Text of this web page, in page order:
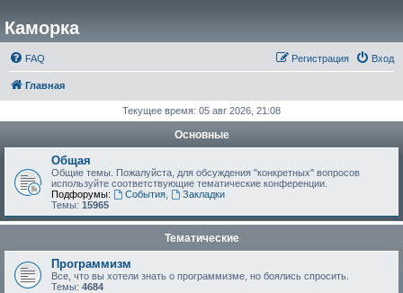
Каморка
FAQ Вход
Регистрация
Главная
Текущее время: 05 авг 2026, 21:08
Основные
Общая
Общие темы. Пожалуйста, для обсуждения "конкретных" вопросов
используйте соответствующие тематические конференции.
Подфорумы:
События,
Закладки
Темы: 15965
Тематические
Программизм
Все, что вы хотели знать о программизме, но боялись спросить.
Темы: 4684